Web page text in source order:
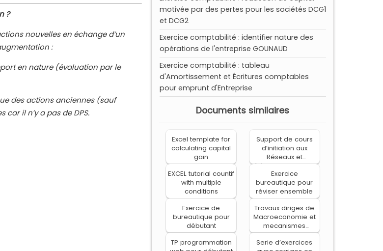
motivée par des pertes pour les sociétés DCG1
et DCG2
Exercice comptabilité : identifier nature des
opérations de l'entreprise GOUNAUD
Exercice comptabilité : tableau
d'Amortissement et Écritures comptables
pour emprunt d'Entreprise
Documents similaires
Excel template for
calculating capital
gain
Support de cours
d’initiation aux
Réseaux et
télécommunications
EXCEL tutorial countif
with multiple
conditions
Exercice
bureautique pour
réviser ensemble
Exercice de
bureautique pour
débutant
Travaux diriges de
Macroeconomie et
mecanismes
monetaires
TP programmation
Serie d’exercices
?
nouvelles en échange d’un
:
en nature (évaluation par le
des actions anciennes (sauf
il n’y a pas de DPS.